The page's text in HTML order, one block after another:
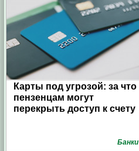
Карты под угрозой: за что
пензенцам могут
перекрыть доступ к счету
Банки